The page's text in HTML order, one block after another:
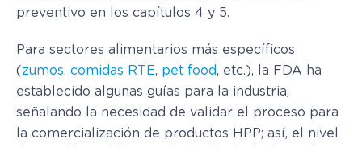
preventivo en los capítulos 4 y 5.
Para sectores alimentarios más específicos
(zumos, comidas RTE, pet food, etc.), la FDA ha
establecido algunas guías para la industria,
señalando la necesidad de validar el proceso para
la comercialización de productos HPP; así, el nivel